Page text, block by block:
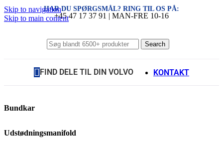
Skip to navigation
Skip to main content
HAR DU SPØRGSMÅL? RING TIL OS PÅ:
+45 47 17 37 91 | MAN-FRE 10-16
Search
FIND DELE TIL DIN VOLVO KONTAKT
Bundkar
Udstødningsmanifold